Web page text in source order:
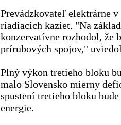
Prevádzkovateľ elektrárne
riadiacich kaziet. "Na
konzervatívne rozhodol, že
prírubových spojov,"
Plný výkon tretieho bloku
malo Slovensko mierny
spustení tretieho bloku
energie.